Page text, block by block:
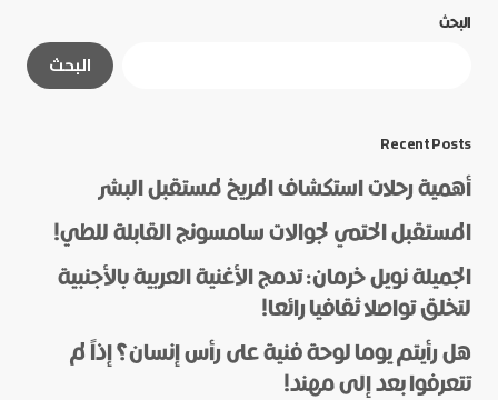
الحقول الإلزامية
Name
*
البحث
البحث
Recent Posts
أهمية رحلات استكشاف المريخ لمستقبل البشر
المستقبل الحتمي لجوالات سامسونج القابلة للطي!
الجميلة نويل خرمان: تدمج الأغنية العربية بالأجنبية
لتخلق تواصلا ثقافيا رائعا!
هل رأيتم يوما لوحة فنية على رأس إنسان؟ إذاً لم
تتعرفوا بعد إلى مهند!